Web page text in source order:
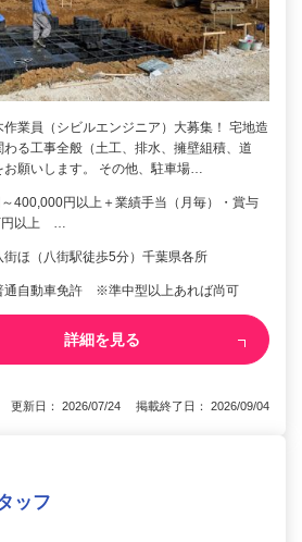
業員（シビルエンジニア）大募集！ 宅地造
わる工事全般（土工、排水、擁壁組積、道
願いします。 その他、駐車場…
400,000円以上＋業績手当（月毎）・賞与
以上 …
街ほ（八街駅徒歩5分）千葉県各所
通自動車免許 ※準中型以上あれば尚可
詳細を見る
更新日： 2026/07/24 掲載終了日： 2026/09/04
ッフ